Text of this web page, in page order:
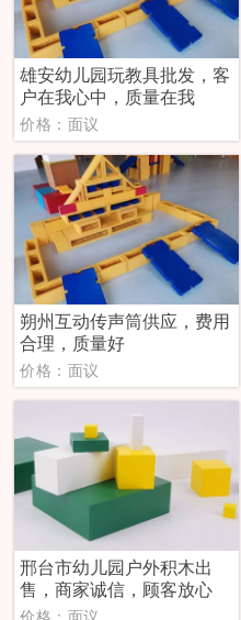
雄安幼儿园玩教具批发，客
户在我心中，质量在我
价格：面议
朔州互动传声筒供应，费用
合理，质量好
价格：面议
邢台市幼儿园户外积木出
售，商家诚信，顾客放心